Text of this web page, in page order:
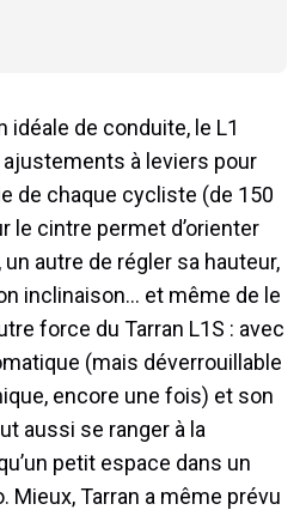
idéale de conduite, le L1
à leviers pour
de chaque cycliste (de 150
le cintre permet d’orienter
un autre de régler sa hauteur,
inclinaison… et même de le
force du Tarran L1S : avec
(mais déverrouillable
encore une fois) et son
aussi se ranger à la
petit espace dans un
Mieux, Tarran a même prévu